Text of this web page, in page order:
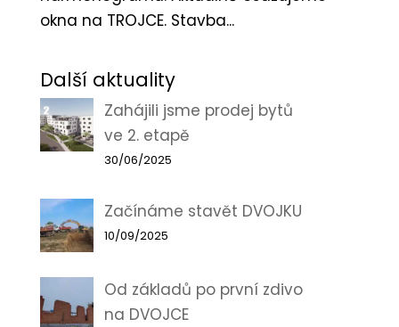
okna na TROJCE. Stavba...
Další aktuality
Zahájili jsme prodej bytů
ve 2. etapě
30/06/2025
Začínáme stavět DVOJKU
10/09/2025
Od základů po první zdivo
na DVOJCE